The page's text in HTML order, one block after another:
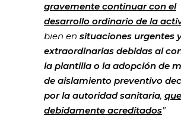
gravemente continuar con el
desarrollo ordinario de la
bien en situaciones urgentes
extraordinarias debidas al
la plantilla o la adopción de
de aislamiento preventivo
por la autoridad sanitaria,
debidamente acreditados”